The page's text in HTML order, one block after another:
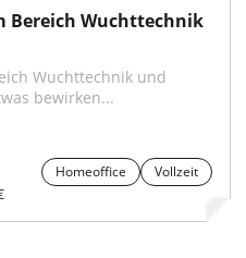
Bereich Wuchttechnik
Wuchttechnik und
bewirken...
Homeoffice
Vollzeit